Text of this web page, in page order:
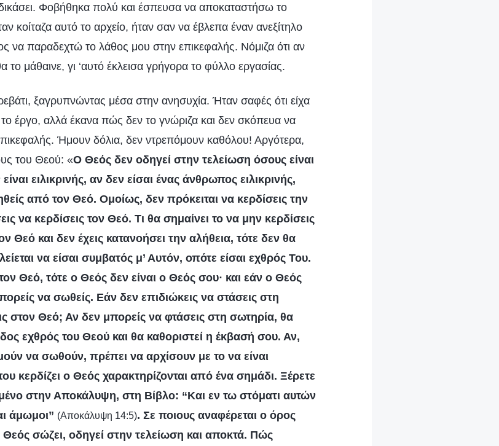
Φοβήθηκα πολύ και έσπευσα να αποκαταστήσω το
κοίταζα αυτό το αρχείο, ήταν σαν να έβλεπα έναν ανεξίτηλο
να παραδεχτώ το λάθος μου στην επικεφαλής. Νόμιζα ότι αν
το μάθαινε, γι ‘αυτό έκλεισα γρήγορα το φύλλο εργασίας.
ξαγρυπνώντας μέσα στην ανησυχία. Ήταν σαφές ότι είχα
έργο, αλλά έκανα πώς δεν το γνώριζα και δεν σκόπευα να
Ήμουν δόλια, δεν ντρεπόμουν καθόλου! Αργότερα,
του Θεού: «Ο Θεός δεν οδηγεί στην τελείωση όσους είναι
ειλικρινής, αν δεν είσαι ένας άνθρωπος ειλικρινής,
από τον Θεό. Ομοίως, δεν πρόκειται να κερδίσεις την
να κερδίσεις τον Θεό. Τι θα σημαίνει το να μην κερδίσεις
Θεό και δεν έχεις κατανοήσει την αλήθεια, τότε δεν θα
να είσαι συμβατός μ’ Αυτόν, οπότε είσαι εχθρός Του.
Θεό, τότε ο Θεός δεν είναι ο Θεός σου· και εάν ο Θεός
να σωθείς. Εάν δεν επιδιώκεις να στάσεις στη
στον Θεό; Αν δεν μπορείς να φτάσεις στη σωτηρία, θα
εχθρός του Θεού και θα καθοριστεί η έκβασή σου. Αν,
να σωθούν, πρέπει να αρχίσουν με το να είναι
που κερδίζει ο Θεός χαρακτηρίζονται από ένα σημάδι. Ξέρετε
στην Αποκάλυψη, στη Βίβλο: “Και εν τω στόματι αυτών
άμωμοι” (Αποκάλυψη 14:5). Σε ποιους αναφέρεται ο όρος
σώζει, οδηγεί στην τελείωση και αποκτά. Πώς